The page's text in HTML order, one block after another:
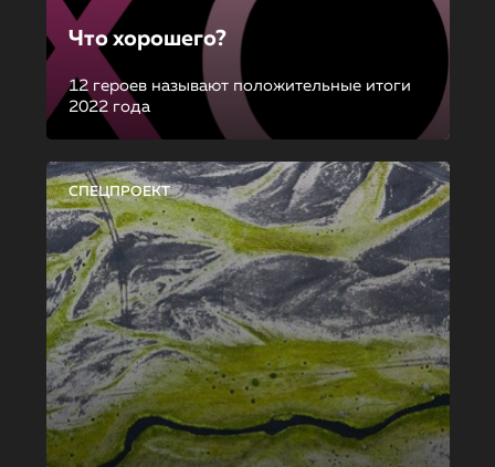
Что хорошего?
12 героев называют положительные итоги
2022 года
СПЕЦПРОЕКТ